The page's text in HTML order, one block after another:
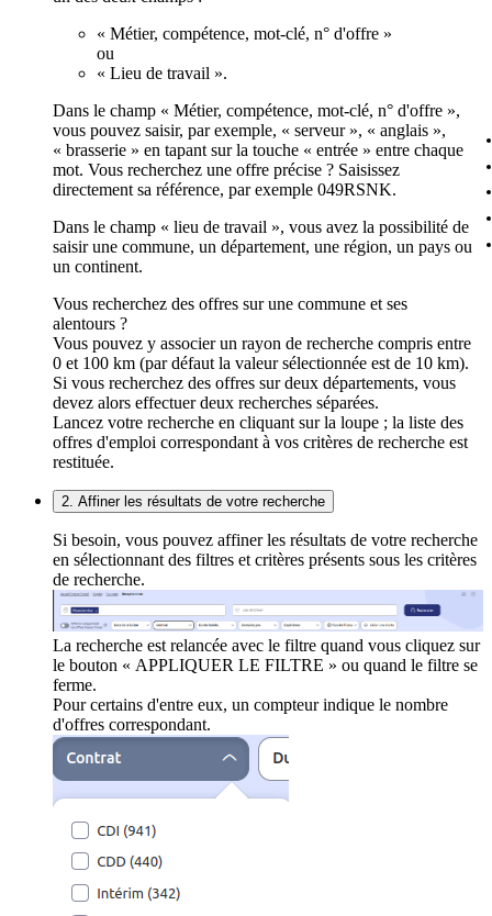
« Métier, compétence, mot-clé, n° d'offre »
ou
« Lieu de travail ».
Dans le champ « Métier, compétence, mot-clé, n° d'offre »,
vous pouvez saisir, par exemple, « serveur », « anglais »,
« brasserie » en tapant sur la touche « entrée » entre chaque
mot. Vous recherchez une offre précise ? Saisissez
directement sa référence, par exemple 049RSNK.
Dans le champ « lieu de travail », vous avez la possibilité de
saisir une commune, un département, une région, un pays ou
un continent.
Vous recherchez des offres sur une commune et ses
alentours ?
Vous pouvez y associer un rayon de recherche compris entre
0 et 100 km (par défaut la valeur sélectionnée est de 10 km).
Si vous recherchez des offres sur deux départements, vous
devez alors effectuer deux recherches séparées.
Lancez votre recherche en cliquant sur la loupe ; la liste des
offres d'emploi correspondant à vos critères de recherche est
restituée.
2. Affiner les résultats de votre recherche
Si besoin, vous pouvez affiner les résultats de votre recherche
en sélectionnant des filtres et critères présents sous les critères
de recherche.
La recherche est relancée avec le filtre quand vous cliquez sur
le bouton « APPLIQUER LE FILTRE » ou quand le filtre se
ferme.
Pour certains d'entre eux, un compteur indique le nombre
d'offres correspondant.